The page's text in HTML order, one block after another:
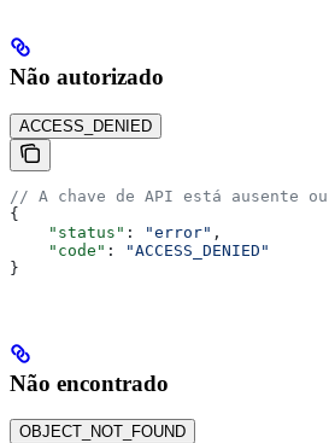
Não autorizado
ACCESS_DENIED
// A chave de API está ausente
{
    "status"
: "error" ,
    "code"
:
"ACCESS_DENIED"
}
Não encontrado
OBJECT_NOT_FOUND